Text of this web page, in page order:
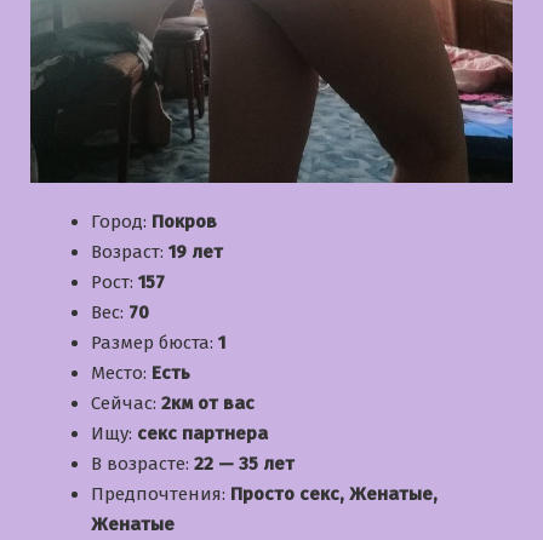
Город: Покров
Возраст: 19 лет
Рост: 157
Вес: 70
Размер бюста: 1
Место: Есть
Сейчас: 2км от вас
Ищу: секс партнера
В возрасте: 22 — 35 лет
Предпочтения: Просто секс, Женатые,
Женатые